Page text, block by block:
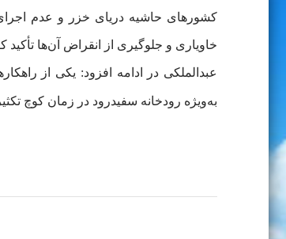
کشورهای حاشیه دریای خزر و عدم
خاویاری و جلوگیری از انقراض آن‌ها تأکید
عبدالملکی در ادامه افزود: یکی از
به‌ویژه رودخانه سفیدرود در زمان کوچ